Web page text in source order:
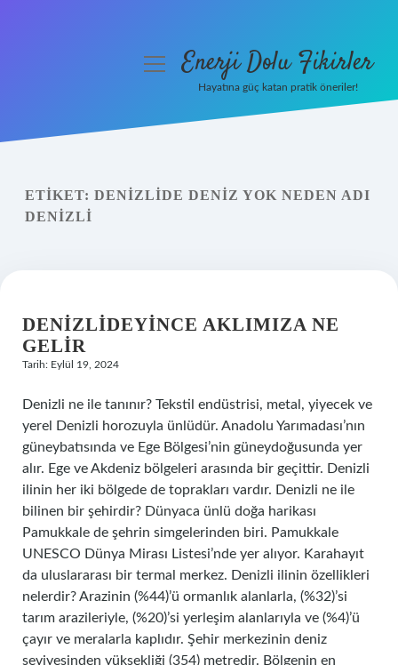
Yasal Uyarı
menüyüEnerji Dolu Fikirler
Hayatına güç katan pratik öneriler!
ETIKET: DENIZLIDE DENIZ YOK NEDEN ADI
DENIZLI
DENIZLIDEYINCE AKLIMIZA NE
GELIR
Tarih: Eylül 19, 2024
Denizli ne ile tanınır? Tekstil endüstrisi, metal, yiyecek ve
yerel Denizli horozuyla ünlüdür. Anadolu Yarımadası’nın
güneybatısında ve Ege Bölgesi’nin güneydoğusunda yer
alır. Ege ve Akdeniz bölgeleri arasında bir geçittir. Denizli
ilinin her iki bölgede de toprakları vardır. Denizli ne ile
bilinen bir şehirdir? Dünyaca ünlü doğa harikası
Pamukkale de şehrin simgelerinden biri. Pamukkale
UNESCO Dünya Mirası Listesi’nde yer alıyor. Karahayıt
da uluslararası bir termal merkez. Denizli ilinin özellikleri
nelerdir? Arazinin (%44)’ü ormanlık alanlarla, (%32)’si
tarım arazileriyle, (%20)’si yerleşim alanlarıyla ve (%4)’ü
çayır ve meralarla kaplıdır. Şehir merkezinin deniz
seviyesinden yüksekliği (354) metredir. Bölgenin en